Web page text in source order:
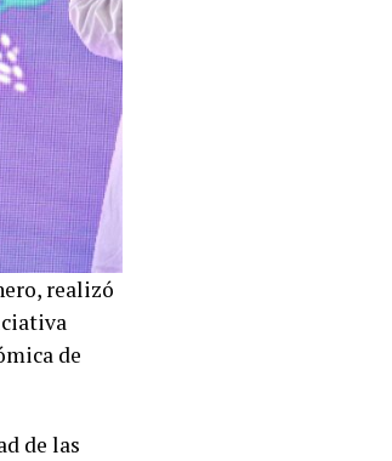
realizó
de
de las